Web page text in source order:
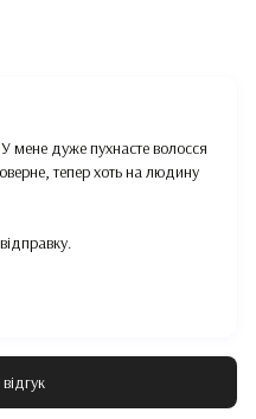
мене дуже пухнасте волосся
тепер хоть на людину